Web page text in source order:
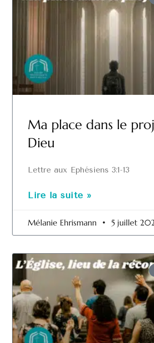
Ma place dans le
Dieu
Lettre aux Ephésiens 3:1-13
Lire la suite »
Mélanie Ehrismann 5 juillet